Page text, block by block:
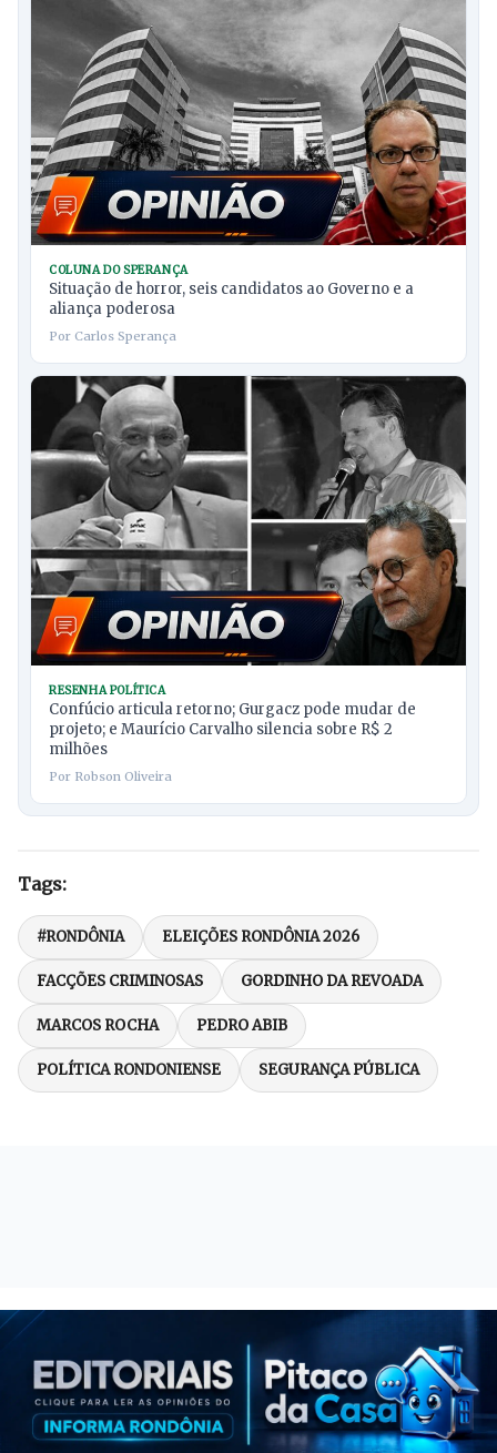
COLUNA DO SPERANÇA
Situação de horror, seis candidatos ao Governo e a
aliança poderosa
Por Carlos Sperança
RESENHA POLÍTICA
Confúcio articula retorno; Gurgacz pode mudar de
projeto; e Maurício Carvalho silencia sobre R$ 2
milhões
Por Robson Oliveira
Tags:
#RONDÔNIA ELEIÇÕES RONDÔNIA 2026
FACÇÕES CRIMINOSAS GORDINHO DA REVOADA
MARCOS ROCHA PEDRO ABIB
POLÍTICA RONDONIENSE SEGURANÇA PÚBLICA